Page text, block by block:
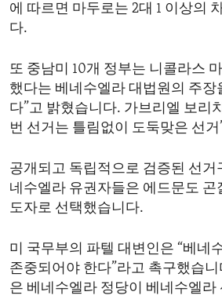
에 따르면 마두로는 2대 1 이상의
다.
또 중남미 10개 정부는 니콜라스
했다는 베네수엘라 대법원의 주장
다”고 밝혔습니다. 가브리엘 보리
번 선거는 틀림없이 도둑맞은 선
공개되고 독립적으로 검증된 선거
네수엘라 유권자들은 에드문도 곤
도자로 선택했습니다.
미 국무부의 파텔 대변인은 “베네
존중되어야 한다”라고 촉구했습
은 베네수엘라 정당이 베네수엘라